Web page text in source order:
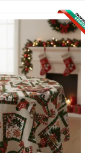
се перат лесно с
предимство
лесно,
влакна,
лесна за гладене и